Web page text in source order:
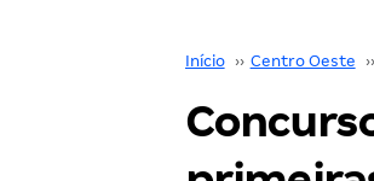
Início ›› Centro Oeste ››